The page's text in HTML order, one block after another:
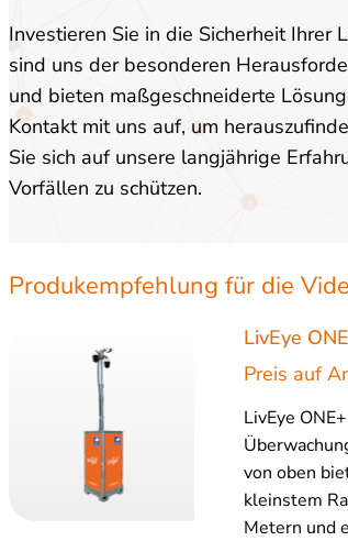
Investieren Sie in die Sicherheit
sind uns der besonderen
und bieten maßgeschneiderte
Kontakt mit uns auf, um
Sie sich auf unsere langjährige
Vorfällen zu schützen.
Produkempfehlung für die
LivEye
Preis auf
LivEye
von oben
kleinstem
Metern und